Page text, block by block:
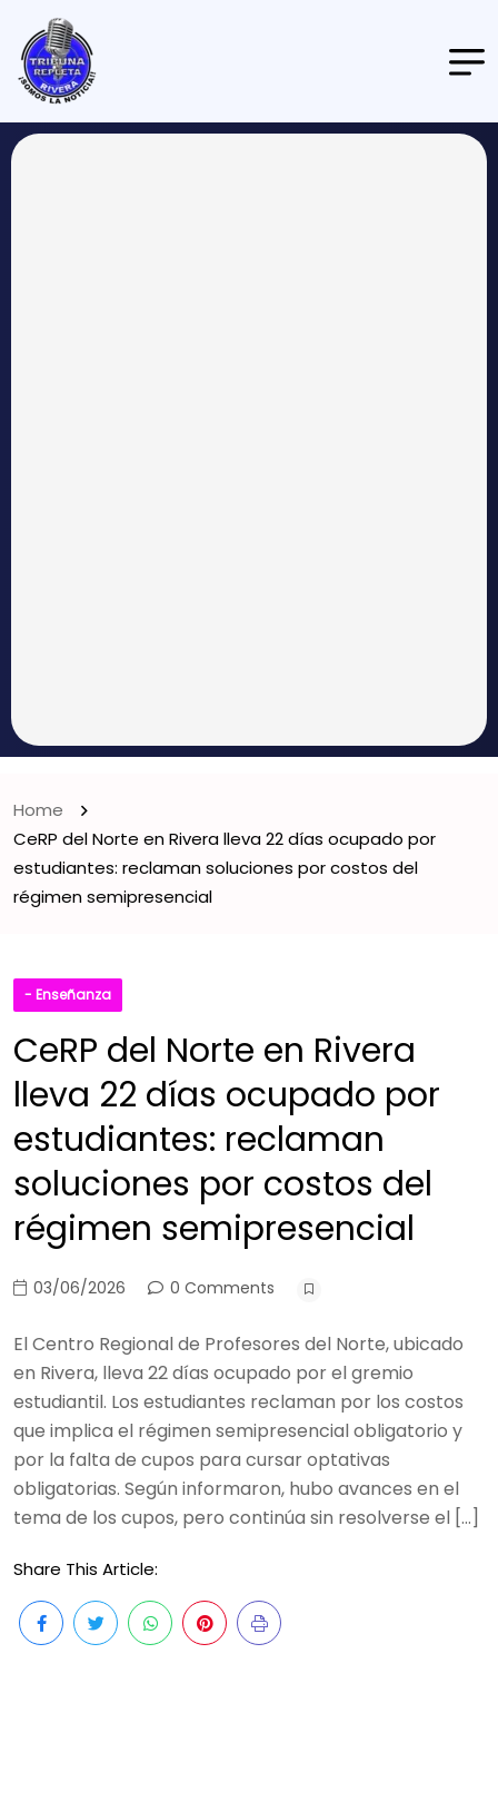
Home
CeRP del Norte en Rivera lleva 22 días ocupado por
estudiantes: reclaman soluciones por costos del
régimen semipresencial
- Enseñanza
CeRP del Norte en Rivera
lleva 22 días ocupado por
estudiantes: reclaman
soluciones por costos del
régimen semipresencial
03/06/2026 0 Comments
El Centro Regional de Profesores del Norte, ubicado
en Rivera, lleva 22 días ocupado por el gremio
estudiantil. Los estudiantes reclaman por los costos
que implica el régimen semipresencial obligatorio y
por la falta de cupos para cursar optativas
obligatorias. Según informaron, hubo avances en el
tema de los cupos, pero continúa sin resolverse el […]
Share This Article: